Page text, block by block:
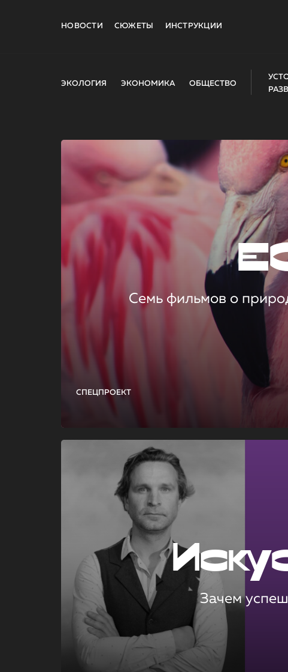
НОВОСТИ СЮЖЕТЫ ИНСТРУКЦИИ
ЭКОЛОГИЯ ЭКОНОМИКА ОБЩЕСТВО
СПЕЦПРОЕКТ
Семь фильмов о
Зачем